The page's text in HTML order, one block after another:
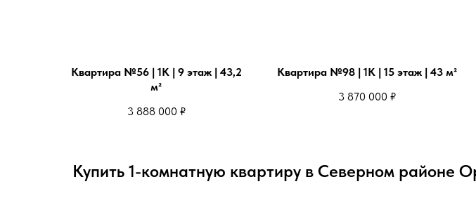
Квартира №56 | 1К | 9 этаж | 43,2
м²
3 888 000 ₽
Квартира №98 | 1К | 15 этаж | 43 м²
3 870 000 ₽
Купить 1-комнатную квартиру в Северном районе